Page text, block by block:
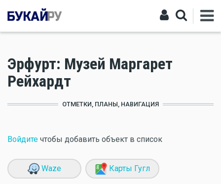
Эрфурт: Музей Маргарет
Рейхардт
ОТМЕТКИ, ПЛАНЫ, НАВИГАЦИЯ
Войдите чтобы добавить объект в список
Waze Карты Гугл